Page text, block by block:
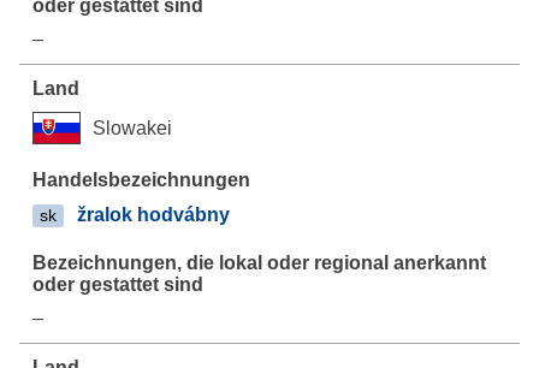
–
Slowakei
sk žralok hodvábny
–